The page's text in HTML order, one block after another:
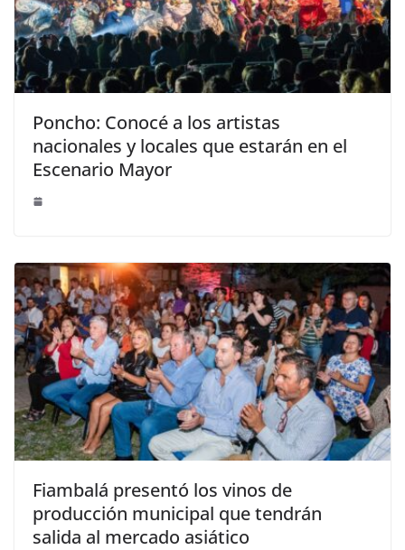
Poncho: Conocé a los artistas
nacionales y locales que estarán en el
Escenario Mayor
Fiambalá presentó los vinos de
producción municipal que tendrán
salida al mercado asiático